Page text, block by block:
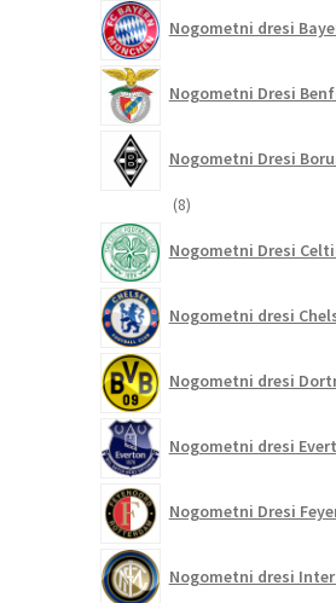
Nogometni dresi
Nogometni Dresi
Nogometni Dresi
88
Nogometni Dresi
Nogometni dresi
Nogometni dresi
Nogometni dresi
Nogometni Dresi
Nogometni dresi